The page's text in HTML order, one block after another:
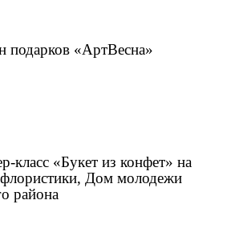
подарков «АртВесна»
класс «Букет из конфет» на
флористики, Дом молодежи
района